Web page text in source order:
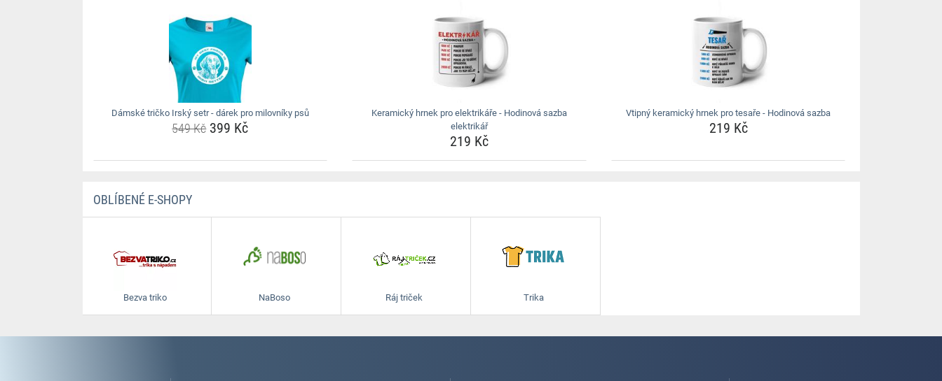
Dámské tričko Irský setr - dárek pro milovníky psů
549 Kč399 Kč
Keramický hrnek pro elektrikáře - Hodinová sazba
elektrikář
219 Kč
Vtipný keramický hrnek pro tesaře - Hodinová sazba
219 Kč
OBLÍBENÉ E-SHOPY
Bezva triko NaBoso Ráj triček Trika